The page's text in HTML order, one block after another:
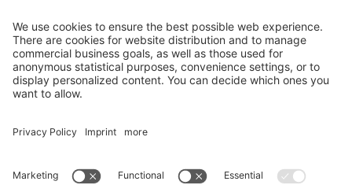
2026
Credits
Informativa privacy . Impostazioni dei Cookie
Sitemap